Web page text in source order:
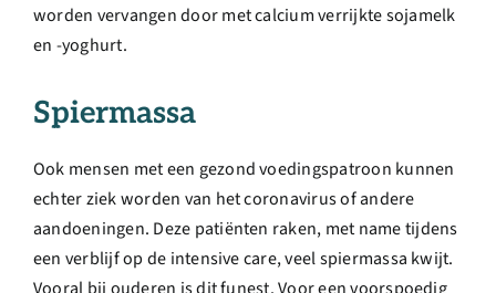
worden vervangen door met calcium verrijkte sojamelk
en -yoghurt.
Spiermassa
Ook mensen met een gezond voedingspatroon kunnen
echter ziek worden van het coronavirus of andere
aandoeningen. Deze patiënten raken, met name tijdens
een verblijf op de intensive care, veel spiermassa kwijt.